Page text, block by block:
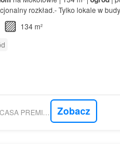
rozkład.- Tylko lokale w
duże przeszklenia, wysoki
134 m²
GRATKA - EN CASA PREMIUM REAL ESTATE Zobacz